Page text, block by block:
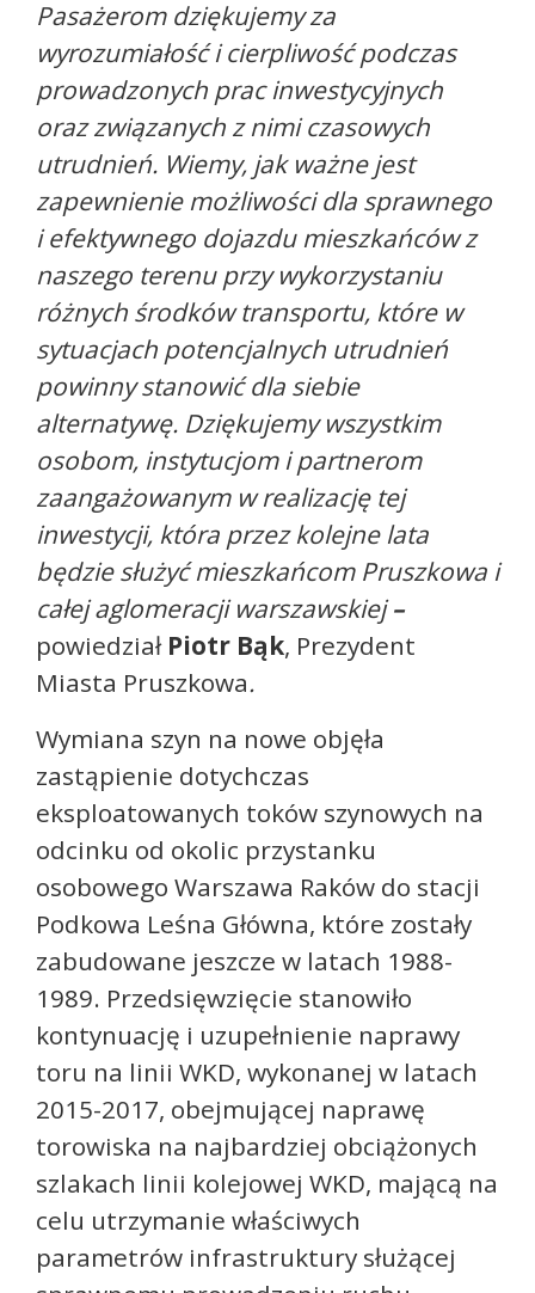
Pasażerom dziękujemy za
wyrozumiałość i cierpliwość podczas
prowadzonych prac inwestycyjnych
oraz związanych z nimi czasowych
utrudnień. Wiemy, jak ważne jest
zapewnienie możliwości dla sprawnego
i efektywnego dojazdu mieszkańców z
naszego terenu przy wykorzystaniu
różnych środków transportu, które w
sytuacjach potencjalnych utrudnień
powinny stanowić dla siebie
alternatywę. Dziękujemy wszystkim
osobom, instytucjom i partnerom
zaangażowanym w realizację tej
inwestycji, która przez kolejne lata
będzie służyć mieszkańcom Pruszkowa i
całej aglomeracji warszawskiej –
powiedział Piotr Bąk, Prezydent
Miasta Pruszkowa.
Wymiana szyn na nowe objęła
zastąpienie dotychczas
eksploatowanych toków szynowych na
odcinku od okolic przystanku
osobowego Warszawa Raków do stacji
Podkowa Leśna Główna, które zostały
zabudowane jeszcze w latach 1988-
1989. Przedsięwzięcie stanowiło
kontynuację i uzupełnienie naprawy
toru na linii WKD, wykonanej w latach
2015-2017, obejmującej naprawę
torowiska na najbardziej obciążonych
szlakach linii kolejowej WKD, mającą na
celu utrzymanie właściwych
parametrów infrastruktury służącej